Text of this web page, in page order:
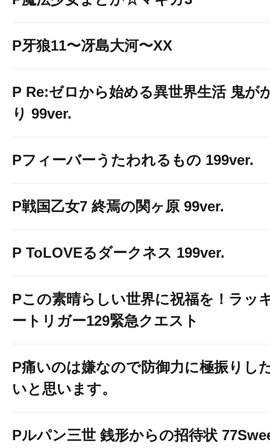
P牙狼11〜冴島大河〜XX
P Re:ゼロから始める異世界生活 鬼が
り 99ver.
Pフィーバーうたわれるもの 199ver.
P戦国乙女7 終焉の関ヶ原 99ver.
P ToLOVEるダークネス 199ver.
Pこの素晴らしい世界に祝福を！ラッ
ートリガー129緊急クエスト
P痛いのは嫌なので防御力に極振りし
いと思います。
Pルパン三世 銭形からの招待状